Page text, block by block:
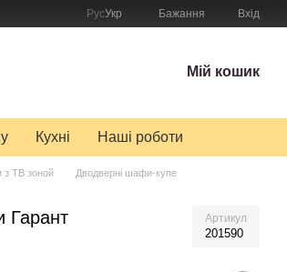
РусУкр Бажання Вхід
Мій кошик
Кухні Наші роботи
ТВ зоной
Дводверні шафи-купе
Гарант Артикул
201590